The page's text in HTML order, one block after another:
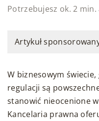
Potrzebujesz ok. 2
Artykuł
W biznesowym świecie,
regulacji są
stanowić nieocenione
Kancelaria prawna